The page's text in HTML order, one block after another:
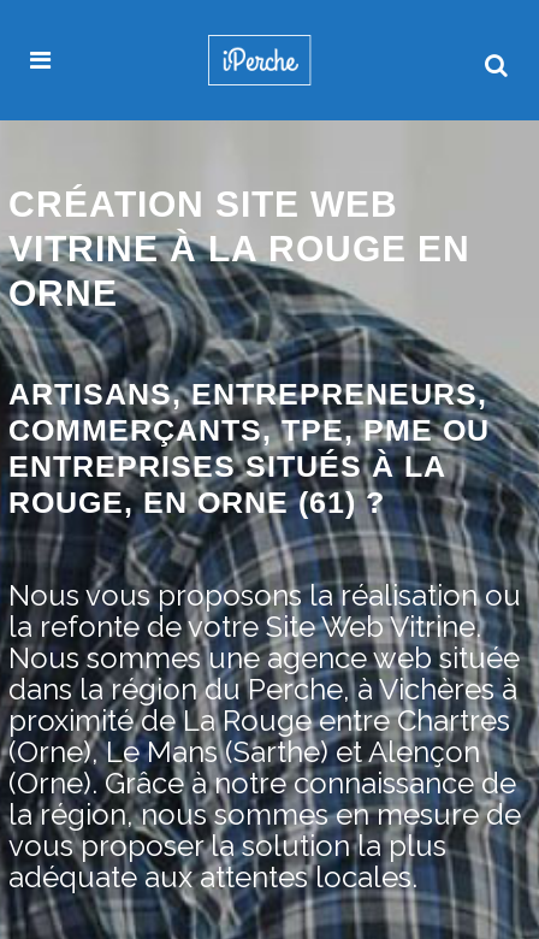
CRÉATION SITE WEB
VITRINE À LA ROUGE EN
ORNE
ARTISANS, ENTREPRENEURS,
COMMERÇANTS, TPE, PME OU
ENTREPRISES SITUÉS À LA
ROUGE, EN ORNE (61) ?
Nous vous proposons la réalisation ou
la refonte de votre Site Web Vitrine.
Nous sommes une agence web située
dans la région du Perche, à Vichères à
proximité de La Rouge entre Chartres
(Orne), Le Mans (Sarthe) et Alençon
(Orne). Grâce à notre connaissance de
la région, nous sommes en mesure de
vous proposer la solution la plus
adéquate aux attentes locales.